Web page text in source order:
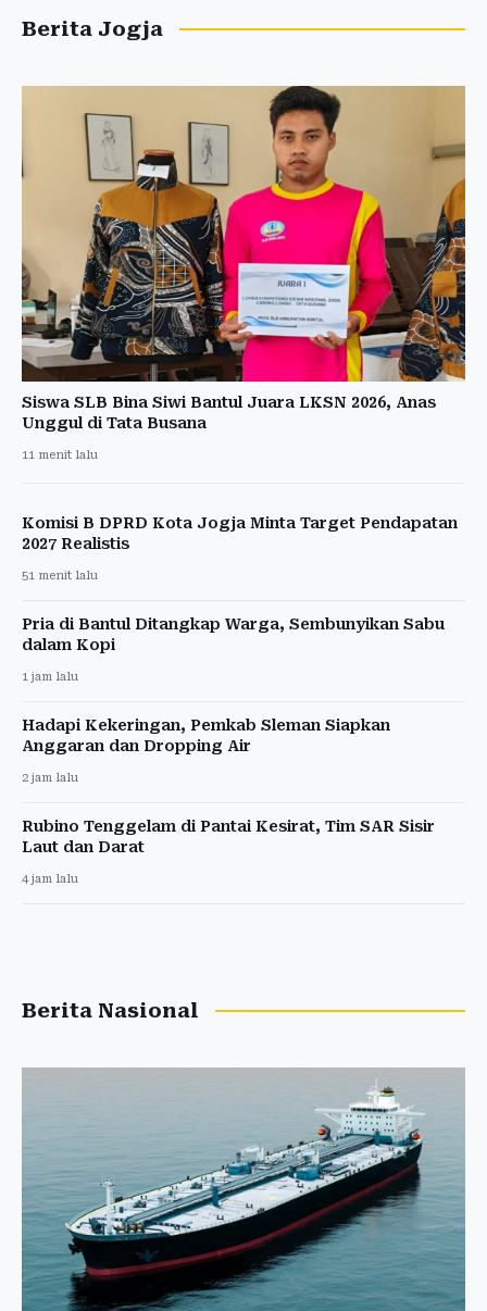
Berita Jogja
Siswa SLB Bina Siwi Bantul Juara LKSN 2026, Anas
Unggul di Tata Busana
11 menit lalu
Komisi B DPRD Kota Jogja Minta Target Pendapatan
2027 Realistis
51 menit lalu
Pria di Bantul Ditangkap Warga, Sembunyikan Sabu
dalam Kopi
1 jam lalu
Hadapi Kekeringan, Pemkab Sleman Siapkan
Anggaran dan Dropping Air
2 jam lalu
Rubino Tenggelam di Pantai Kesirat, Tim SAR Sisir
Laut dan Darat
4 jam lalu
Berita Nasional